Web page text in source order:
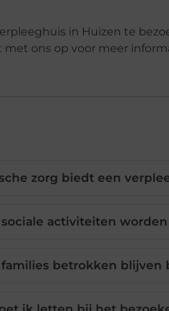
in Huizen te
ons op voor meer
zorg biedt een
activiteiten
betrokken blijven